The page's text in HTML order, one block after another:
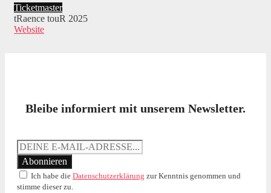
Ticketmaster
tRaence touR 2025
Website
Bleibe informiert mit unserem Newsletter.
Ich habe die Datenschutzerklärung zur Kenntnis genommen und
stimme dieser zu.